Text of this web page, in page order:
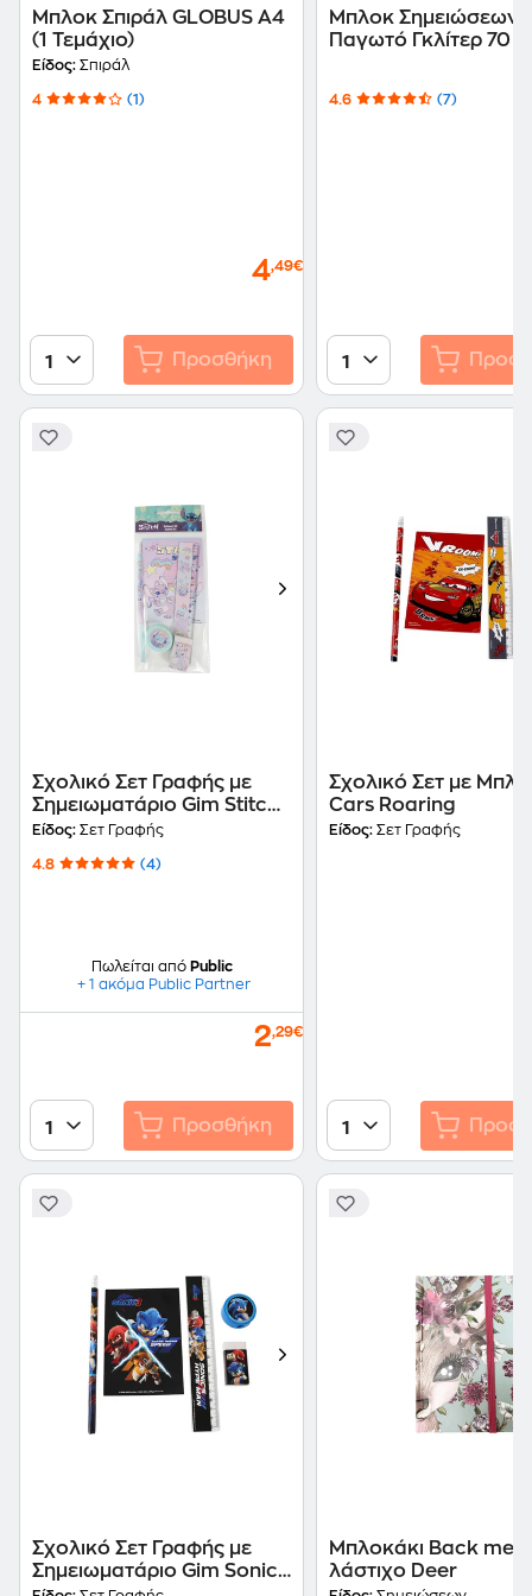
Μπλοκ Σπιράλ GLOBUS Α4
(1 Τεμάχιο)
Είδος: Σπιράλ
4 (1)
4,49€
1 Προσθήκη
Μπλοκ Σημειώσεων
Παγωτό Γκλίτερ 70
4.6 (7)
1
Σχολικό Σετ Γραφής με
Σημειωματάριο Gim Stitch
Gen Z
Είδος: Σετ Γραφής
4.8 (4)
Πωλείται από Public
+ 1 ακόμα Public Partner
2,29€
1 Προσθήκη
Σχολικό Σετ με
Cars Roaring
Είδος: Σετ Γραφής
1
Σχολικό Σετ Γραφής με
Σημειωματάριο Gim Sonic
Μπλοκάκι Back me
λάστιχο Deer